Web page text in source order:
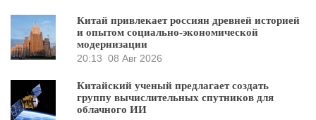
Китай привлекает россиян древней историей
и опытом социально-экономической
модернизации
20:13 08 Авг 2026
Китайский ученый предлагает создать
группу вычислительных спутников для
облачного ИИ